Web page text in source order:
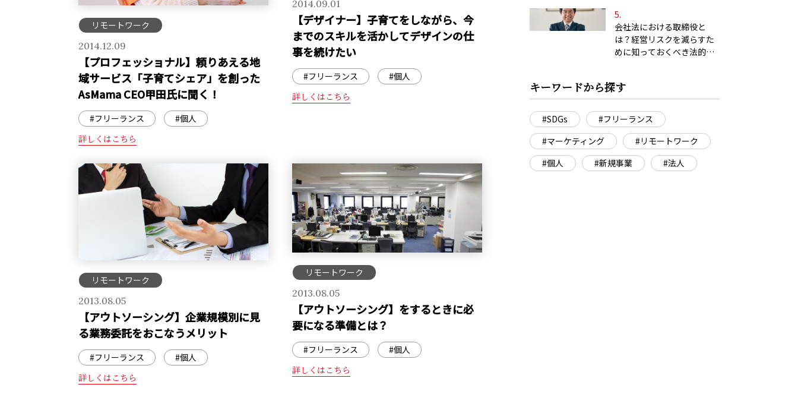
リモートワーク
2014.12.09
【プロフェッショナル】頼りあえる地
域サービス「子育てシェア」を創った
AsMama CEO甲田氏に聞く！
#フリーランス
#個人
詳しくはこちら
2014.09.01
【デザイナー】子育てをしながら、今
までのスキルを活かしてデザインの仕
事を続けたい
#フリーランス
#個人
詳しくはこちら
リモートワーク
2013.08.05
【アウトソーシング】企業規模別に見
る業務委託をおこなうメリット
#フリーランス
#個人
詳しくはこちら
リモートワーク
2013.08.05
【アウトソーシング】をするときに必
要になる準備とは？
#フリーランス
#個人
詳しくはこちら
会社法における取締役と
は？経営リスクを減らすた
めに知っておくべき法的な
キーワードから探す
#SDGs
#フリーランス
#マーケティング
#リモートワーク
#個人
#新規事業 #法人